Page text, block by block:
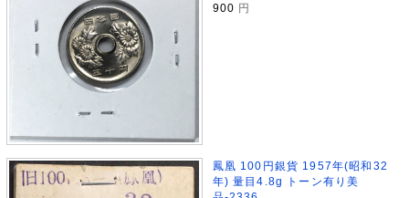
900 円
鳳凰 100円銀貨 1957年(昭和32
年) 量目4.8g トーン有り美